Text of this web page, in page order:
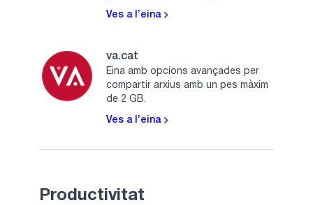
Ves a l’eina
va.cat
Eina amb opcions avançades per
compartir arxius amb un pes màxim
de 2 GB.
Ves a l’eina
Productivitat